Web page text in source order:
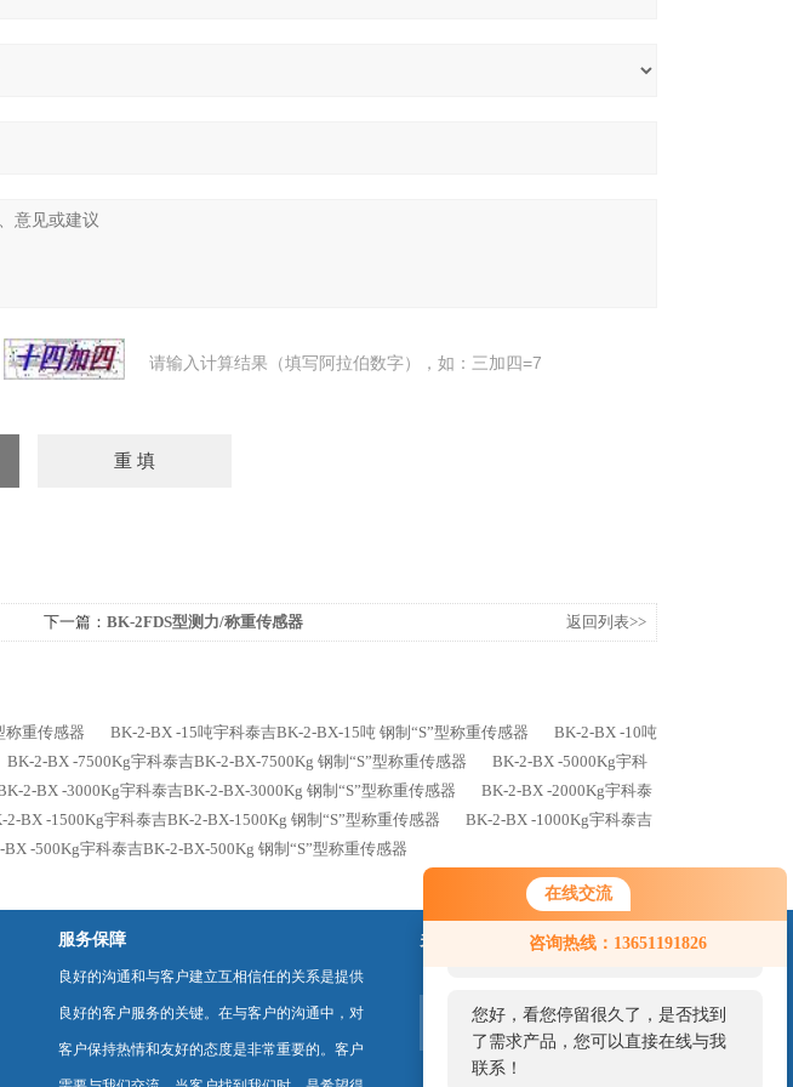
在线交流
咨询热线：13651191826
您好！欢迎前来咨询，很高兴为您
服务，请问您要咨询什么问题呢？
您好，看您停留很久了，是否找到
了需求产品，您可以直接在线与我
联系！
请输入计算结果（填写阿拉伯数字），如：三加四=7
下一篇： BK-2FDS型测力/称重传感器 返回列表>>
称重传感器 BK-2-BX -15吨宇科泰吉BK-2-BX-15吨 钢制“S”型称重传感器
BK-2-BX -10吨
BK-2-BX -7500Kg宇科泰吉BK-2-BX-7500Kg 钢制“S”型称重传感器
BK-2-BX -5000Kg宇科
2-BX -3000Kg宇科泰吉BK-2-BX-3000Kg 钢制“S”型称重传感器
BK-2-BX -2000Kg宇科泰
2-BX -1500Kg宇科泰吉BK-2-BX-1500Kg 钢制“S”型称重传感器
BK-2-BX -1000Kg宇科泰吉
BX -500Kg宇科泰吉BK-2-BX-500Kg 钢制“S”型称重传感器
服务保障
良好的沟通和与客户建立互相信任的关系是提供
良好的客户服务的关键。在与客户的沟通中，对
客户保持热情和友好的态度是非常重要的。客户
关注我们